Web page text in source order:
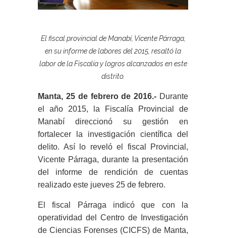
El fiscal provincial de Manabí, Vicente Párraga,
en su informe de labores del 2015, resaltó la
labor de la Fiscalía y logros alcanzados en este
distrito.
Manta, 25 de febrero de 2016.- Durante
el año 2015, la Fiscalía Provincial de
Manabí direccionó su gestión en
fortalecer la investigación científica del
delito. Así lo reveló el fiscal Provincial,
Vicente Párraga, durante la presentación
del informe de rendición de cuentas
realizado este jueves 25 de febrero.
El fiscal Párraga indicó que con la
operatividad del Centro de Investigación
de Ciencias Forenses (CICFS) de Manta,